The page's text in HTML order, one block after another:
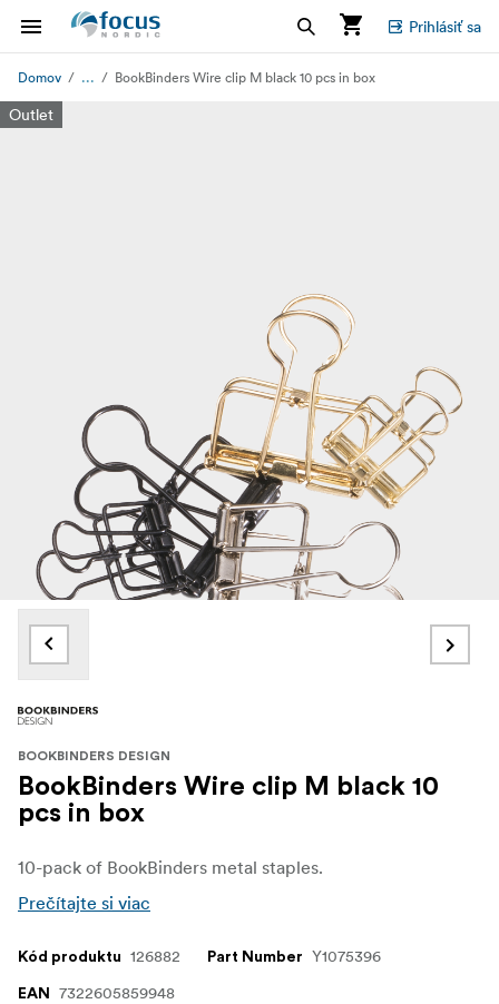
Prihlásiť sa
Domov ... BookBinders Wire clip M black 10 pcs in box
Outlet
BOOKBINDERS DESIGN
BookBinders Wire clip M black 10
pcs in box
10-pack of BookBinders metal staples.
Prečítajte si viac
Kód produktu 126882 Part Number Y1075396
EAN 7322605859948